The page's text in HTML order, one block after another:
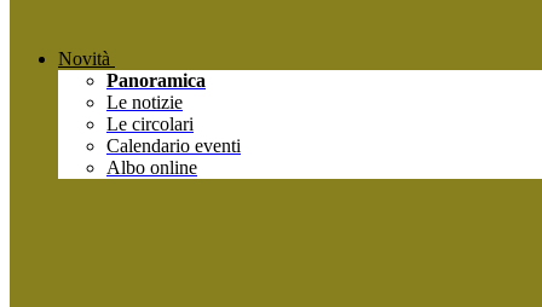
Novità
Panoramica
Le notizie
Le circolari
Calendario eventi
Albo online